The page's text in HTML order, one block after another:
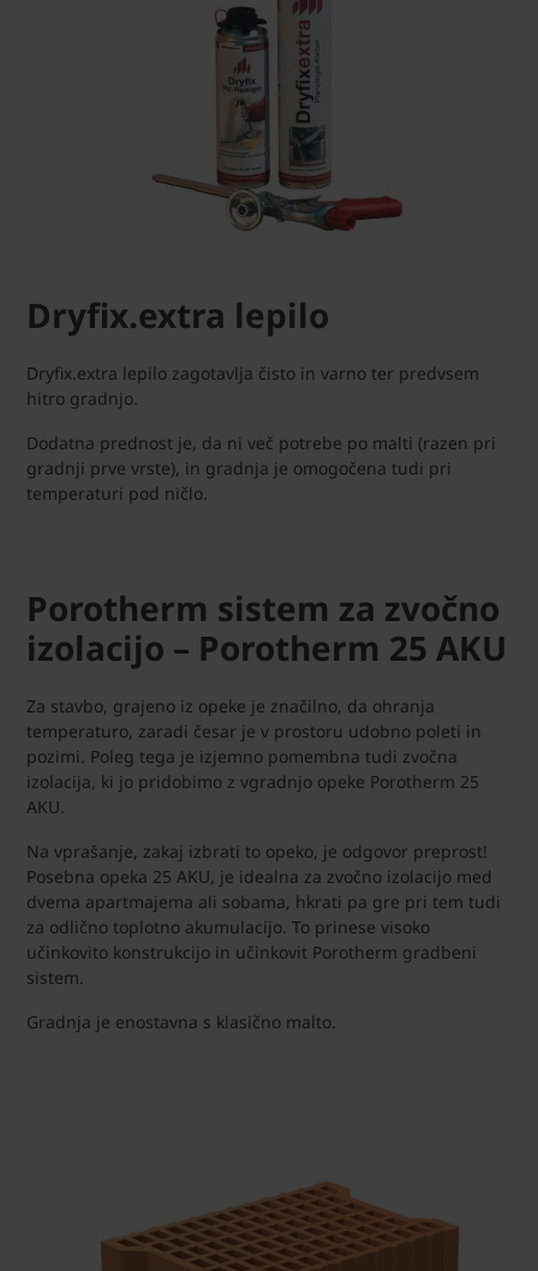
Dryfix.extra lepilo
Dryfix.extra lepilo zagotavlja čisto in varno ter predvsem
hitro gradnjo.
Dodatna prednost je, da ni več potrebe po malti (razen pri
gradnji prve vrste), in gradnja je omogočena tudi pri
temperaturi pod ničlo.
Porotherm sistem za zvočno
izolacijo – Porotherm 25 AKU
Za stavbo, grajeno iz opeke je značilno, da ohranja
temperaturo, zaradi česar je v prostoru udobno poleti in
pozimi. Poleg tega je izjemno pomembna tudi zvočna
izolacija, ki jo pridobimo z vgradnjo opeke Porotherm 25
AKU.
Na vprašanje, zakaj izbrati to opeko, je odgovor preprost!
Posebna opeka 25 AKU, je idealna za zvočno izolacijo med
dvema apartmajema ali sobama, hkrati pa gre pri tem tudi
za odlično toplotno akumulacijo. To prinese visoko
učinkovito konstrukcijo in učinkovit Porotherm gradbeni
sistem.
Gradnja je enostavna s klasično malto.